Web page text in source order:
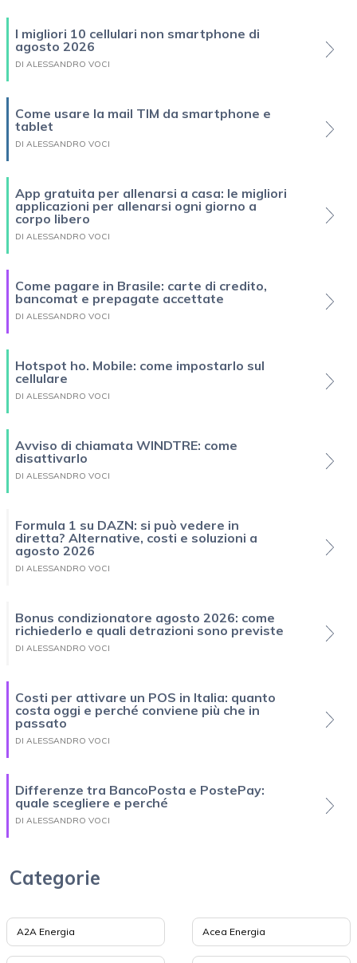
I migliori 10 cellulari non smartphone di
agosto 2026
DI ALESSANDRO VOCI
Come usare la mail TIM da smartphone e
tablet
DI ALESSANDRO VOCI
App gratuita per allenarsi a casa: le migliori
applicazioni per allenarsi ogni giorno a
corpo libero
DI ALESSANDRO VOCI
Come pagare in Brasile: carte di credito,
bancomat e prepagate accettate
DI ALESSANDRO VOCI
Hotspot ho. Mobile: come impostarlo sul
cellulare
DI ALESSANDRO VOCI
Avviso di chiamata WINDTRE: come
disattivarlo
DI ALESSANDRO VOCI
Formula 1 su DAZN: si può vedere in
diretta? Alternative, costi e soluzioni a
agosto 2026
DI ALESSANDRO VOCI
Bonus condizionatore agosto 2026: come
richiederlo e quali detrazioni sono previste
DI ALESSANDRO VOCI
Costi per attivare un POS in Italia: quanto
costa oggi e perché conviene più che in
passato
DI ALESSANDRO VOCI
Differenze tra BancoPosta e PostePay:
quale scegliere e perché
DI ALESSANDRO VOCI
Categorie
A2A Energia Acea Energia